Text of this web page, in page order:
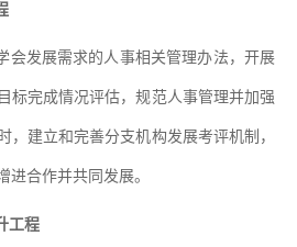
会发展需求的人事相关管理办法，开展
标完成情况评估，规范人事管理并加强
，建立和完善分支机构发展考评机制，
进合作并共同发展。
工程